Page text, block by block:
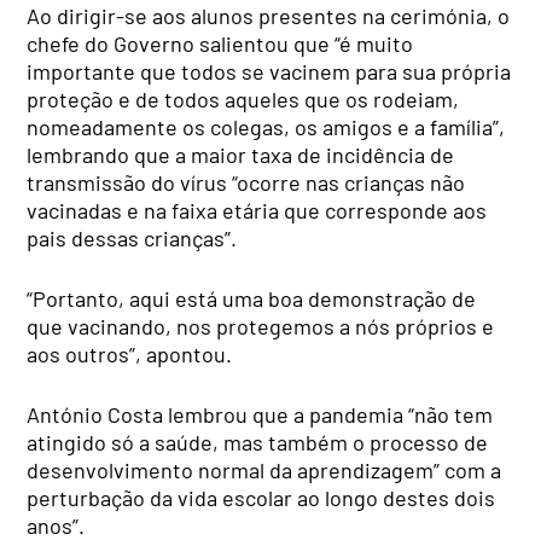
Ao dirigir-se aos alunos presentes na cerimónia, o
chefe do Governo salientou que “é muito
importante que todos se vacinem para sua própria
proteção e de todos aqueles que os rodeiam,
nomeadamente os colegas, os amigos e a família”,
lembrando que a maior taxa de incidência de
transmissão do vírus “ocorre nas crianças não
vacinadas e na faixa etária que corresponde aos
pais dessas crianças”.
“Portanto, aqui está uma boa demonstração de
que vacinando, nos protegemos a nós próprios e
aos outros”, apontou.
António Costa lembrou que a pandemia “não tem
atingido só a saúde, mas também o processo de
desenvolvimento normal da aprendizagem” com a
perturbação da vida escolar ao longo destes dois
anos”.